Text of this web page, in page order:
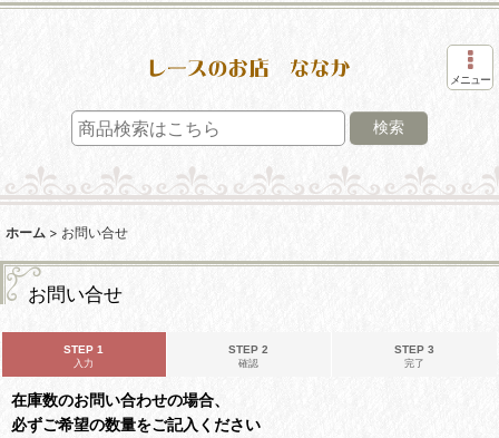
メニュー
検索
ホーム > お問い合せ
お問い合せ
STEP 1
入力
STEP 2
確認
STEP 3
完了
在庫数のお問い合わせの場合、
必ずご希望の数量をご記入ください